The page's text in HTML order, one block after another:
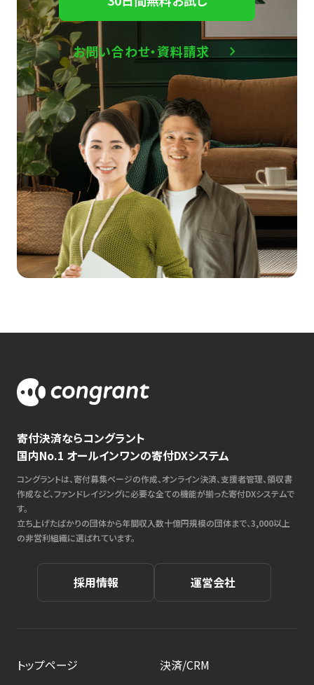
お問い合わせ・資料請求
寄付決済ならコングラント
国内No.1 オールインワンの寄付DXシステム
コングラントは、寄付募集ページの作成、オンライン決済、支援者管理、領収書
作成など、ファンドレイジングに必要な全ての機能が揃った寄付DXシステムで
す。
立ち上げたばかりの団体から年間収入数十億円規模の団体まで、3,000以上
の非営利組織に選ばれています。
採用情報 運営会社
トップページ
決済/CRM